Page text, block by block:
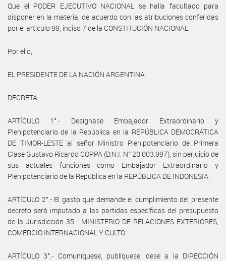
Que el PODER EJECUTIVO NACIONAL se halla facultado para
disponer en la materia, de acuerdo con las atribuciones conferidas
por el artículo 99, inciso 7 de la CONSTITUCIÓN NACIONAL.
Por ello,
EL PRESIDENTE DE LA NACIÓN ARGENTINA
DECRETA:
ARTÍCULO 1°.- Desígnase Embajador Extraordinario y
Plenipotenciario de la República en la REPÚBLICA DEMOCRÁTICA
DE TIMOR-LESTE al señor Ministro Plenipotenciario de Primera
Clase Gustavo Ricardo COPPA (D.N.I. N° 20.003.997), sin perjuicio de
sus actuales funciones como Embajador Extraordinario y
Plenipotenciario de la República en la REPÚBLICA DE INDONESIA.
ARTÍCULO 2°.- El gasto que demande el cumplimiento del presente
decreto será imputado a las partidas específicas del presupuesto
de la Jurisdicción 35 - MINISTERIO DE RELACIONES EXTERIORES,
COMERCIO INTERNACIONAL Y CULTO.
ARTÍCULO 3°.- Comuníquese, publíquese, dese a la DIRECCIÓN